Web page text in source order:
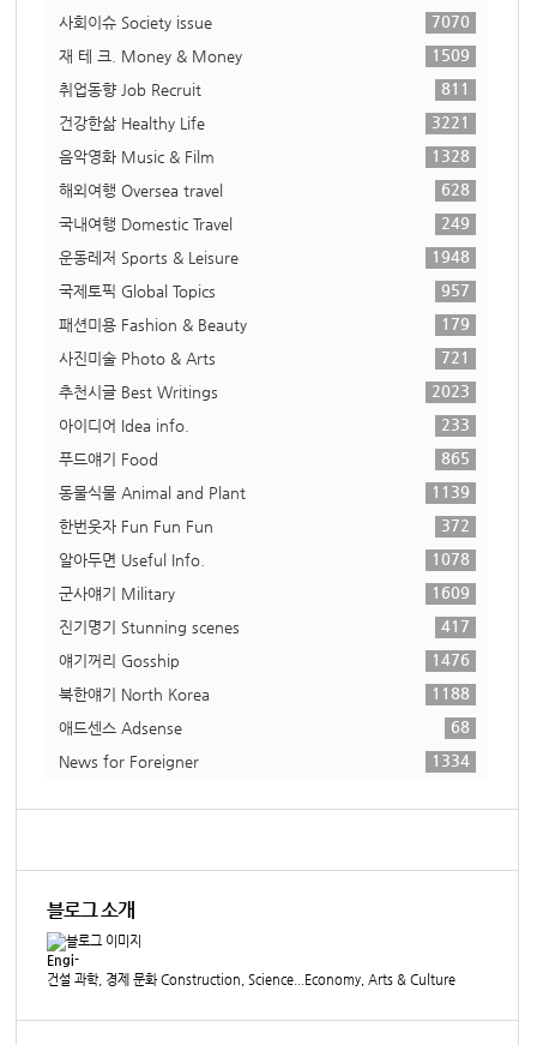
사회이슈 Society issue
7070
재 테 크. Money & Money
1509
취업동향 Job Recruit
811
건강한삶 Healthy Life
3221
음악영화 Music & Film
1328
해외여행 Oversea travel
628
국내여행 Domestic Travel
249
운동레저 Sports & Leisure
1948
국제토픽 Global Topics
957
패션미용 Fashion & Beauty
179
사진미술 Photo & Arts
721
추천시글 Best Writings
2023
아이디어 Idea info.
233
푸드얘기 Food
865
동물식물 Animal and Plant
1139
한번웃자 Fun Fun Fun
372
알아두면 Useful Info.
1078
군사얘기 Military
1609
진기명기 Stunning scenes
417
얘기꺼리 Gosship
1476
북한얘기 North Korea
1188
애드센스 Adsense
68
News for Foreigner
1334
블로그 소개
Engi-
건설 과학, 경제 문화 Construction, Science...Economy, Arts & Culture